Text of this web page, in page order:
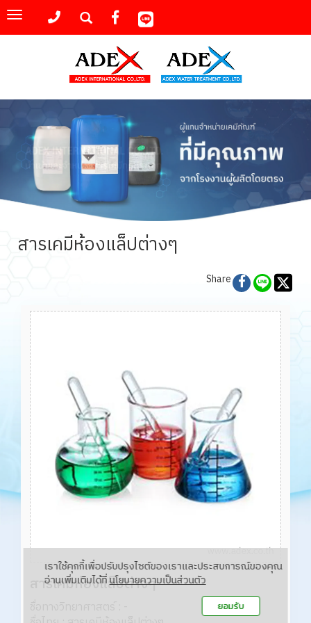
Toggle
navigation
สารเคมีห้องแล็ปต่างๆ
Share
สารเคมีห้องแล็ปต่างๆ
เราใช้คุกกี้เพื่อปรับปรุงไซต์ของเราและประสบการณ์ของคุณ
อ่านเพิ่มเติมได้ที่นโยบายความเป็นส่วนตัว
ยอมรับ